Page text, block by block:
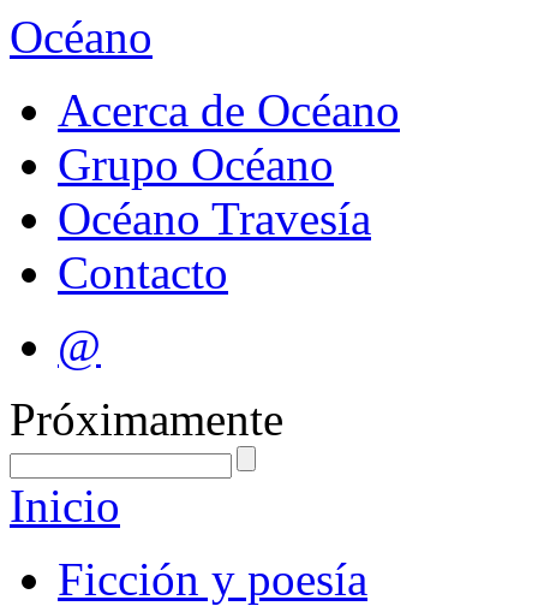
Océano
Acerca de Océano
Grupo Océano
Océano Travesía
Contacto
@
Próximamente
Inicio
Ficción y poesía